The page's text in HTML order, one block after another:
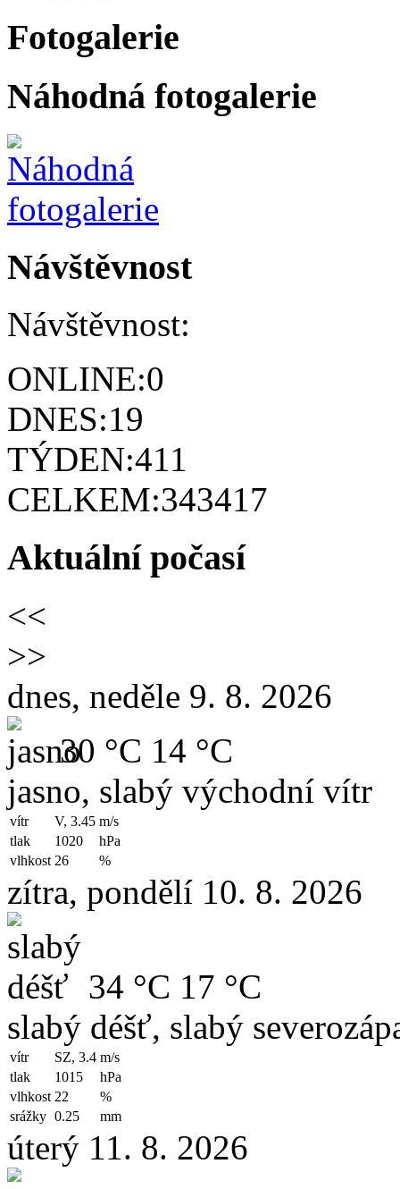
Fotogalerie
Náhodná fotogalerie
Návštěvnost
Návštěvnost:
ONLINE:0
DNES:19
TÝDEN:411
CELKEM:343417
Aktuální počasí
<<
>>
dnes, neděle 9. 8. 2026
30 °C 14 °C
jasno, slabý východní vítr
vítr V, 3.45 m/s
tlak
1020
hPa
vlhkost 26 %
zítra, pondělí 10. 8. 2026
34 °C 17 °C
slabý déšť, slabý
vítr SZ, 3.4 m/s
tlak
1015
hPa
vlhkost 22
%
srážky 0.25 mm
úterý 11. 8. 2026